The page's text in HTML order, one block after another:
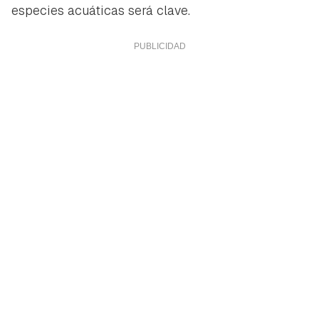
especies acuáticas será clave.